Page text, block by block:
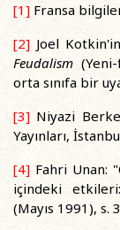
[1] Fransa
[2] Joel
Feudalism
orta sınıfa bir
[3] Niyazi
Yayınları,
[4] Fahri Unan:
içindeki
(Mayıs 1991), s.